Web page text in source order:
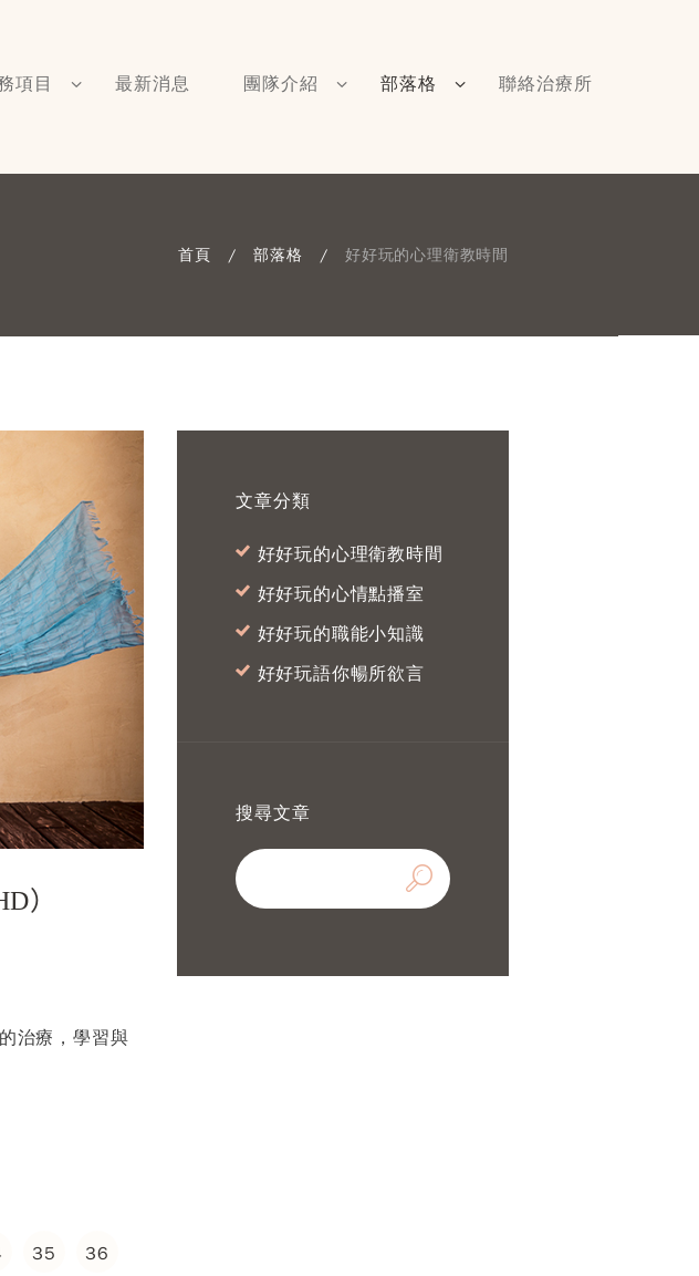
項目 最新消息 團隊介紹 部落格 聯絡治療所
首頁 部落格 好好玩的心理衛教時間
）
治療，學習與
35 36
文章分類
好好玩的心理衛教時間
好好玩的心情點播室
好好玩的職能小知識
好好玩語你暢所欲言
搜尋文章